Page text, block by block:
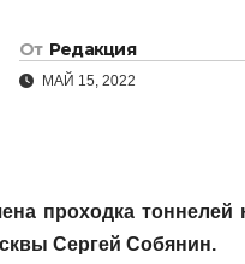
От Редакция
МАЙ 15, 2022
проходка
Сергей Собянин.